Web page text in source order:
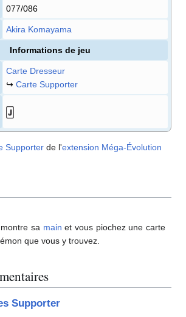
077/086
Akira Komayama
Informations de jeu
Carte Dresseur
↪ Carte Supporter
Supporter de l'extension Méga-Évolution
sa main et vous piochez une carte
que vous y trouvez.
Supporter